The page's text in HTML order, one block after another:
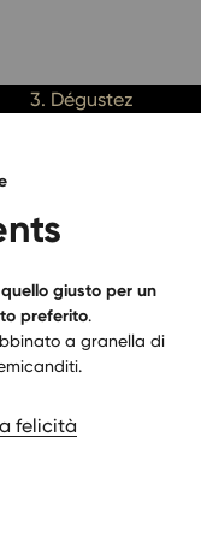
3. Dégustez
giusto per un
preferito.
a granella di
felicità